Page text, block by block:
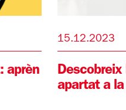
aprèn
15.12.2023
apartat a